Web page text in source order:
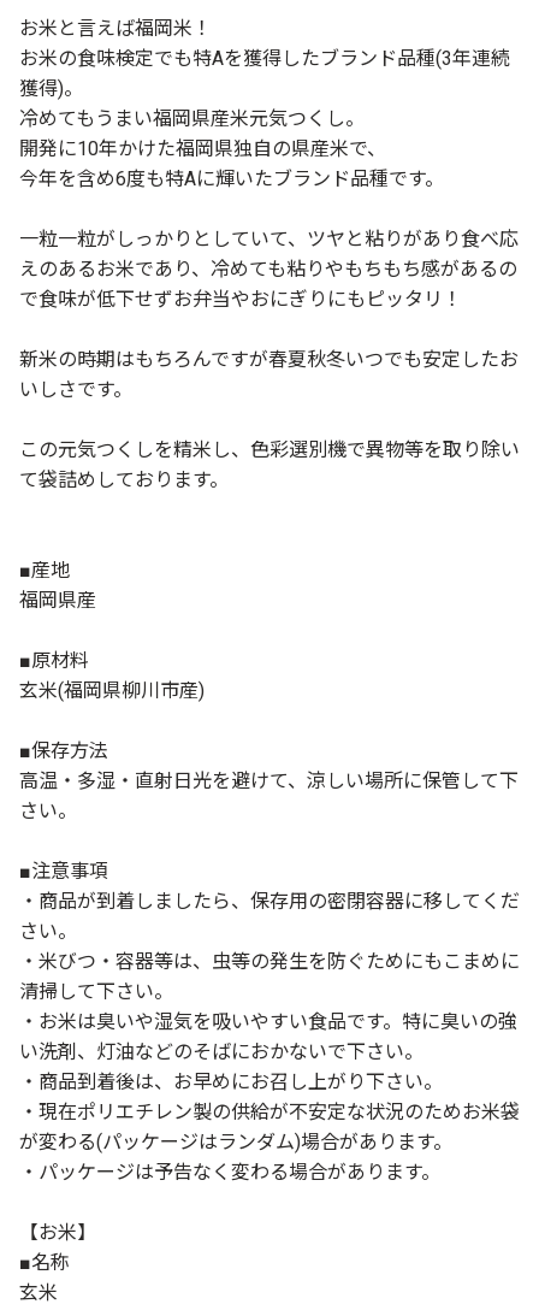
お米と言えば福岡米！
お米の食味検定でも特Aを獲得したブランド品種(3年連続
獲得)。
冷めてもうまい福岡県産米元気つくし。
開発に10年かけた福岡県独自の県産米で、
今年を含め6度も特Aに輝いたブランド品種です。
一粒一粒がしっかりとしていて、ツヤと粘りがあり食べ応
えのあるお米であり、冷めても粘りやもちもち感があるの
で食味が低下せずお弁当やおにぎりにもピッタリ！
新米の時期はもちろんですが春夏秋冬いつでも安定したお
いしさです。
この元気つくしを精米し、色彩選別機で異物等を取り除い
て袋詰めしております。
■産地
福岡県産
■原材料
玄米(福岡県柳川市産)
■保存方法
高温・多湿・直射日光を避けて、涼しい場所に保管して下
さい。
■注意事項
・商品が到着しましたら、保存用の密閉容器に移してくだ
さい。
・米びつ・容器等は、虫等の発生を防ぐためにもこまめに
清掃して下さい。
・お米は臭いや湿気を吸いやすい食品です。特に臭いの強
い洗剤、灯油などのそばにおかないで下さい。
・商品到着後は、お早めにお召し上がり下さい。
・現在ポリエチレン製の供給が不安定な状況のためお米袋
が変わる(パッケージはランダム)場合があります。
・パッケージは予告なく変わる場合があります。
【お米】
■名称
玄米